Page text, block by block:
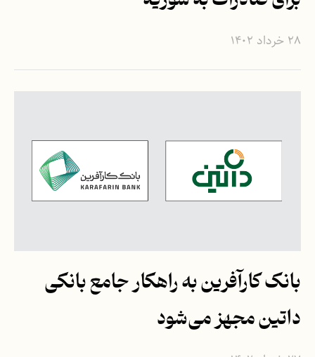
۲۸ خرداد ۱۴۰۲
بانک کارآفرین به راهکار جامع بانکی
داتین مجهز می‌شود